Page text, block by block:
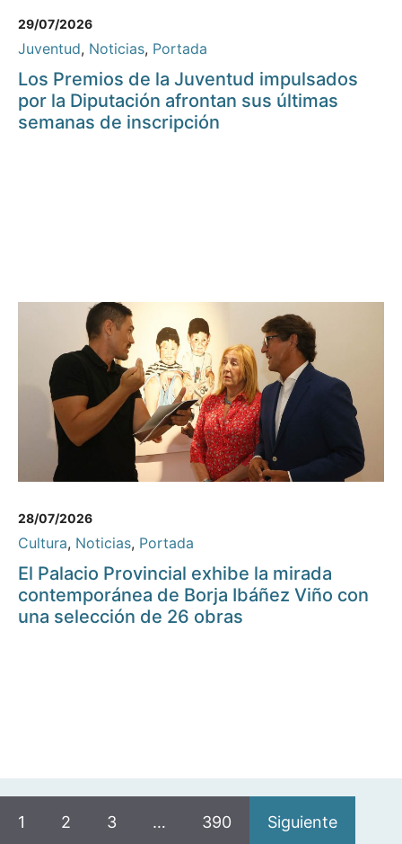
29/07/2026
Juventud, Noticias, Portada
Los Premios de la Juventud impulsados
por la Diputación afrontan sus últimas
semanas de inscripción
28/07/2026
Cultura, Noticias, Portada
El Palacio Provincial exhibe la mirada
contemporánea de Borja Ibáñez Viño con
una selección de 26 obras
1 2 3 … 390 Siguiente